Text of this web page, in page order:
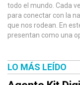
todo el mundo. Cada
para conectar con la
que nos rodean. En
presentan como una
LO MÁS LEÍDO